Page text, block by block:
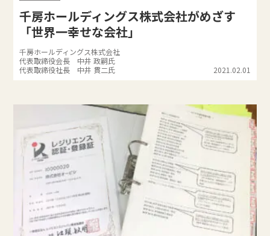
千房ホールディングス株式会社がめざす
「世界一幸せな会社」
千房ホールディングス株式会社
代表取締役会長 中井 政嗣氏
代表取締役社長 中井 貫二氏
2021.02.01